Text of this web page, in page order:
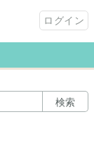
ログイン
検索